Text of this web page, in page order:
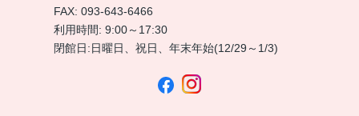
FAX: 093-643-6466
利用時間: 9:00～17:30
閉館日:日曜日、祝日、年末年始(12/29～1/3)